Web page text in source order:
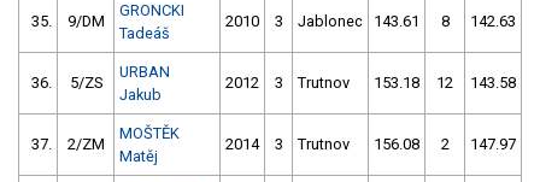
35. 9/DM
GRONCKI
Tadeáš
2010 3 Jablonec 143.61 8 142.63
36. 5/ZS
URBAN
Jakub
2012 3 Trutnov 153.18 12 143.58
37. 2/ZM
MOŠTĚK
Matěj
2014 3 Trutnov 156.08 2 147.97